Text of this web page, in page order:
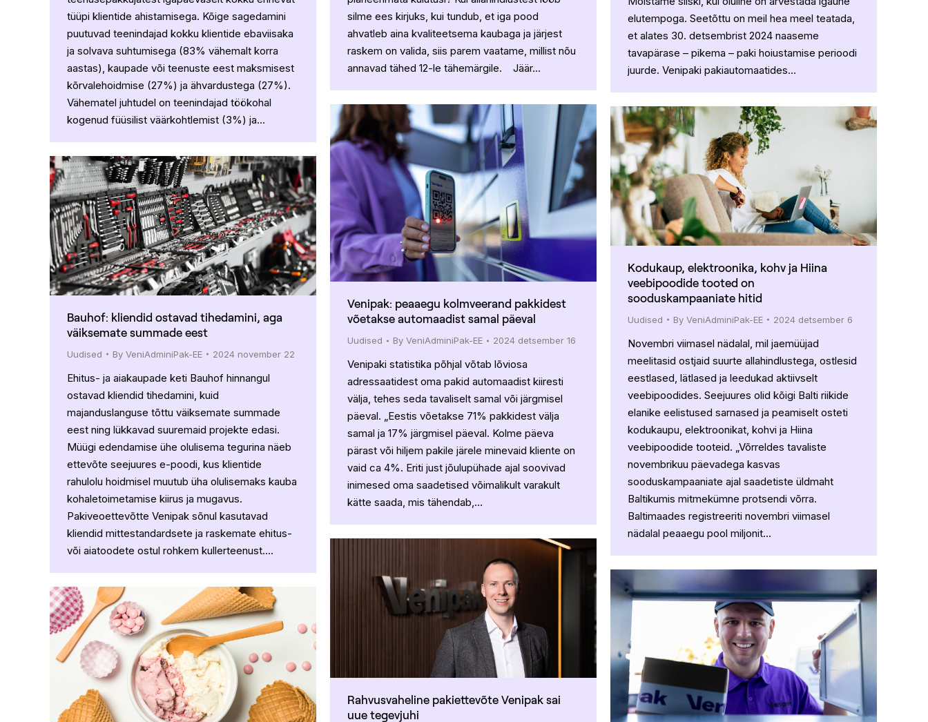
tüüpi klientide ahistamisega. Kõige sagedamini
puutuvad teenindajad kokku klientide ebaviisaka
ja solvava suhtumisega (83% vähemalt korra
aastas), kaupade või teenuste eest maksmisest
kõrvalehoidmise (27%) ja ähvardustega (27%).
Vähematel juhtudel on teenindajad töökohal
kogenud füüsilist väärkohtlemist (3%) ja…
silme ees kirjuks, kui tundub, et iga pood
ahvatleb aina kvaliteetsema kaubaga ja järjest
raskem on valida, siis parem vaatame, millist nõu
annavad tähed 12-le tähemärgile. Jäär…
elutempoga. Seetõttu on meil hea meel teatada,
et alates 30. detsembrist 2024 naaseme
tavapärase – pikema – paki hoiustamise perioodi
juurde. Venipaki pakiautomaatides…
Venipak: peaaegu kolmveerand pakkidest
võetakse automaadist samal päeval
Uudised By VeniAdminiPak-EE 2024 detsember 16
Venipaki statistika põhjal võtab lõviosa
adressaatidest oma pakid automaadist kiiresti
välja, tehes seda tavaliselt samal või järgmisel
päeval. „Eestis võetakse 71% pakkidest välja
samal ja 17% järgmisel päeval. Kolme päeva
pärast või hiljem pakile järele minevaid kliente on
vaid ca 4%. Eriti just jõulupühade ajal soovivad
inimesed oma saadetised võimalikult varakult
kätte saada, mis tähendab,…
Kodukaup, elektroonika, kohv ja Hiina
veebipoodide tooted on
sooduskampaaniate hitid
Uudised By VeniAdminiPak-EE 2024 detsember 6
Novembri viimasel nädalal, mil jaemüüjad
meelitasid ostjaid suurte allahindlustega, ostlesid
eestlased, lätlased ja leedukad aktiivselt
veebipoodides. Seejuures olid kõigi Balti riikide
elanike eelistused sarnased ja peamiselt osteti
kodukaupu, elektroonikat, kohvi ja Hiina
veebipoodide tooteid. „Võrreldes tavaliste
novembrikuu päevadega kasvas
sooduskampaaniate ajal saadetiste üldmaht
Baltikumis mitmekümne protsendi võrra.
Baltimaades registreeriti novembri viimasel
nädalal peaaegu pool miljonit…
Bauhof: kliendid ostavad tihedamini, aga
väiksemate summade eest
Uudised By VeniAdminiPak-EE 2024 november 22
Ehitus- ja aiakaupade keti Bauhof hinnangul
ostavad kliendid tihedamini, kuid
majanduslanguse tõttu väiksemate summade
eest ning lükkavad suuremaid projekte edasi.
Müügi edendamise ühe olulisema tegurina näeb
ettevõte seejuures e-poodi, kus klientide
rahulolu hoidmisel muutub üha olulisemaks kauba
kohaletoimetamise kiirus ja mugavus.
Pakiveoettevõtte Venipak sõnul kasutavad
kliendid mittestandardsete ja raskemate ehitus-
või aiatoodete ostul rohkem kullerteenust.…
Rahvusvaheline pakiettevõte Venipak sai
uue tegevjuhi